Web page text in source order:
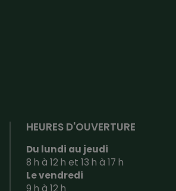
HEURES D'OUVERTURE
Du lundi au jeudi
8 h à 12 h et 13 h à 17 h
Le vendredi
9 h à 12 h